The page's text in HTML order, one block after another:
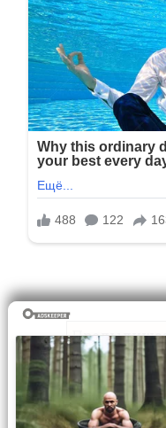
Перейти